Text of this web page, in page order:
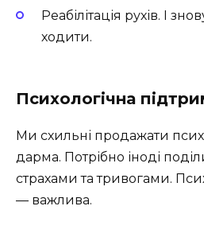
Реабілітація рухів. І
ходити.
Психологічна
Ми схильні продажати
дарма. Потрібно іноді
страхами та тривогами.
— важлива.